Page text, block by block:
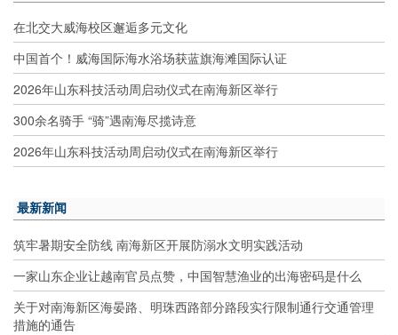
在北交大威海校区邂逅多元文化
中国首个！威海国际海水浴场获蓝旗海滩国际认证
2026年山东科技活动周启动仪式在南海新区举行
300余名骑手 “骑”遇南海尽揽诗意
2026年山东科技活动周启动仪式在南海新区举行
最新新闻
筑牢暑期安全防线 南海新区开展防溺水文明实践活动
一家山东企业让越南官员点赞，中国智慧渔业的出海密码是什么
关于对南海新区海晏路、明珠西路部分路段实行限制通行交通管理
措施的通告